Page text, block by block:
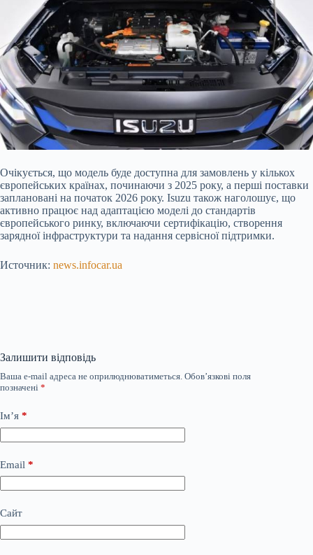
Очікується, що модель буде доступна для замовлень у кількох
європейських країнах, починаючи з 2025 року, а перші поставки
заплановані на початок 2026 року. Isuzu також наголошує, що
активно працює над адаптацією моделі до стандартів
європейського ринку, включаючи сертифікацію, створення
зарядної інфраструктури та надання сервісної підтримки.
Источник: news.infocar.ua
Залишити відповідь
Ваша e-mail адреса не оприлюднюватиметься. Обов’язкові поля
позначені *
Ім’я *
Email *
Сайт